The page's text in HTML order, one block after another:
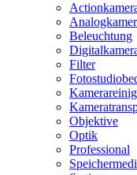
Beleuchtung
Filter
Objektive
Optik
Professional